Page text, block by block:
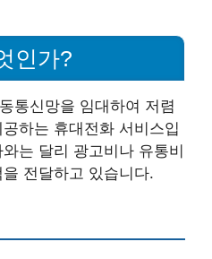
인가?
통신망을 임대하여 저렴
하는 휴대전화 서비스입
는 달리 광고비나 유통비
전달하고 있습니다.